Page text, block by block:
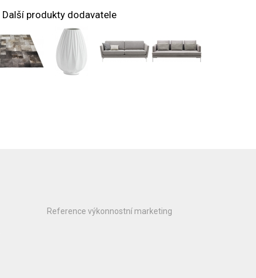
Další produkty dodavatele
Reference výkonnostní marketing